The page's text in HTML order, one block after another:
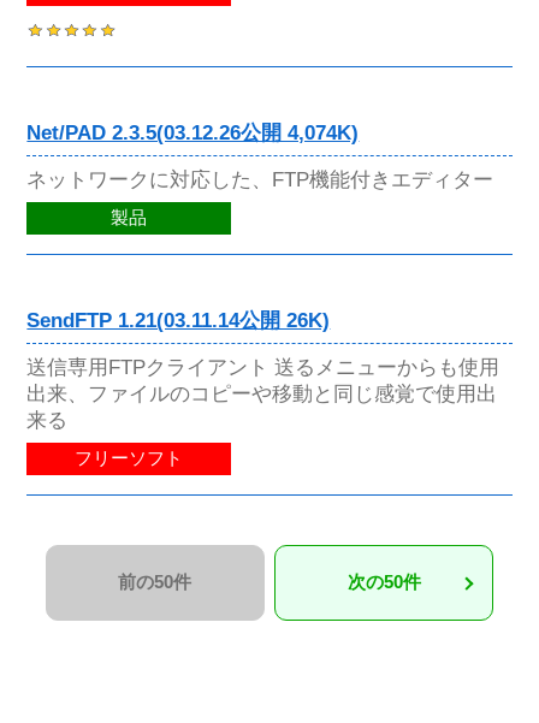
Net/PAD 2.3.5(03.12.26公開 4,074K)
ネットワークに対応した、FTP機能付きエディター
製品
SendFTP 1.21(03.11.14公開 26K)
送信専用FTPクライアント 送るメニューからも使用
出来、ファイルのコピーや移動と同じ感覚で使用出
来る
フリーソフト
前の50件 次の50件